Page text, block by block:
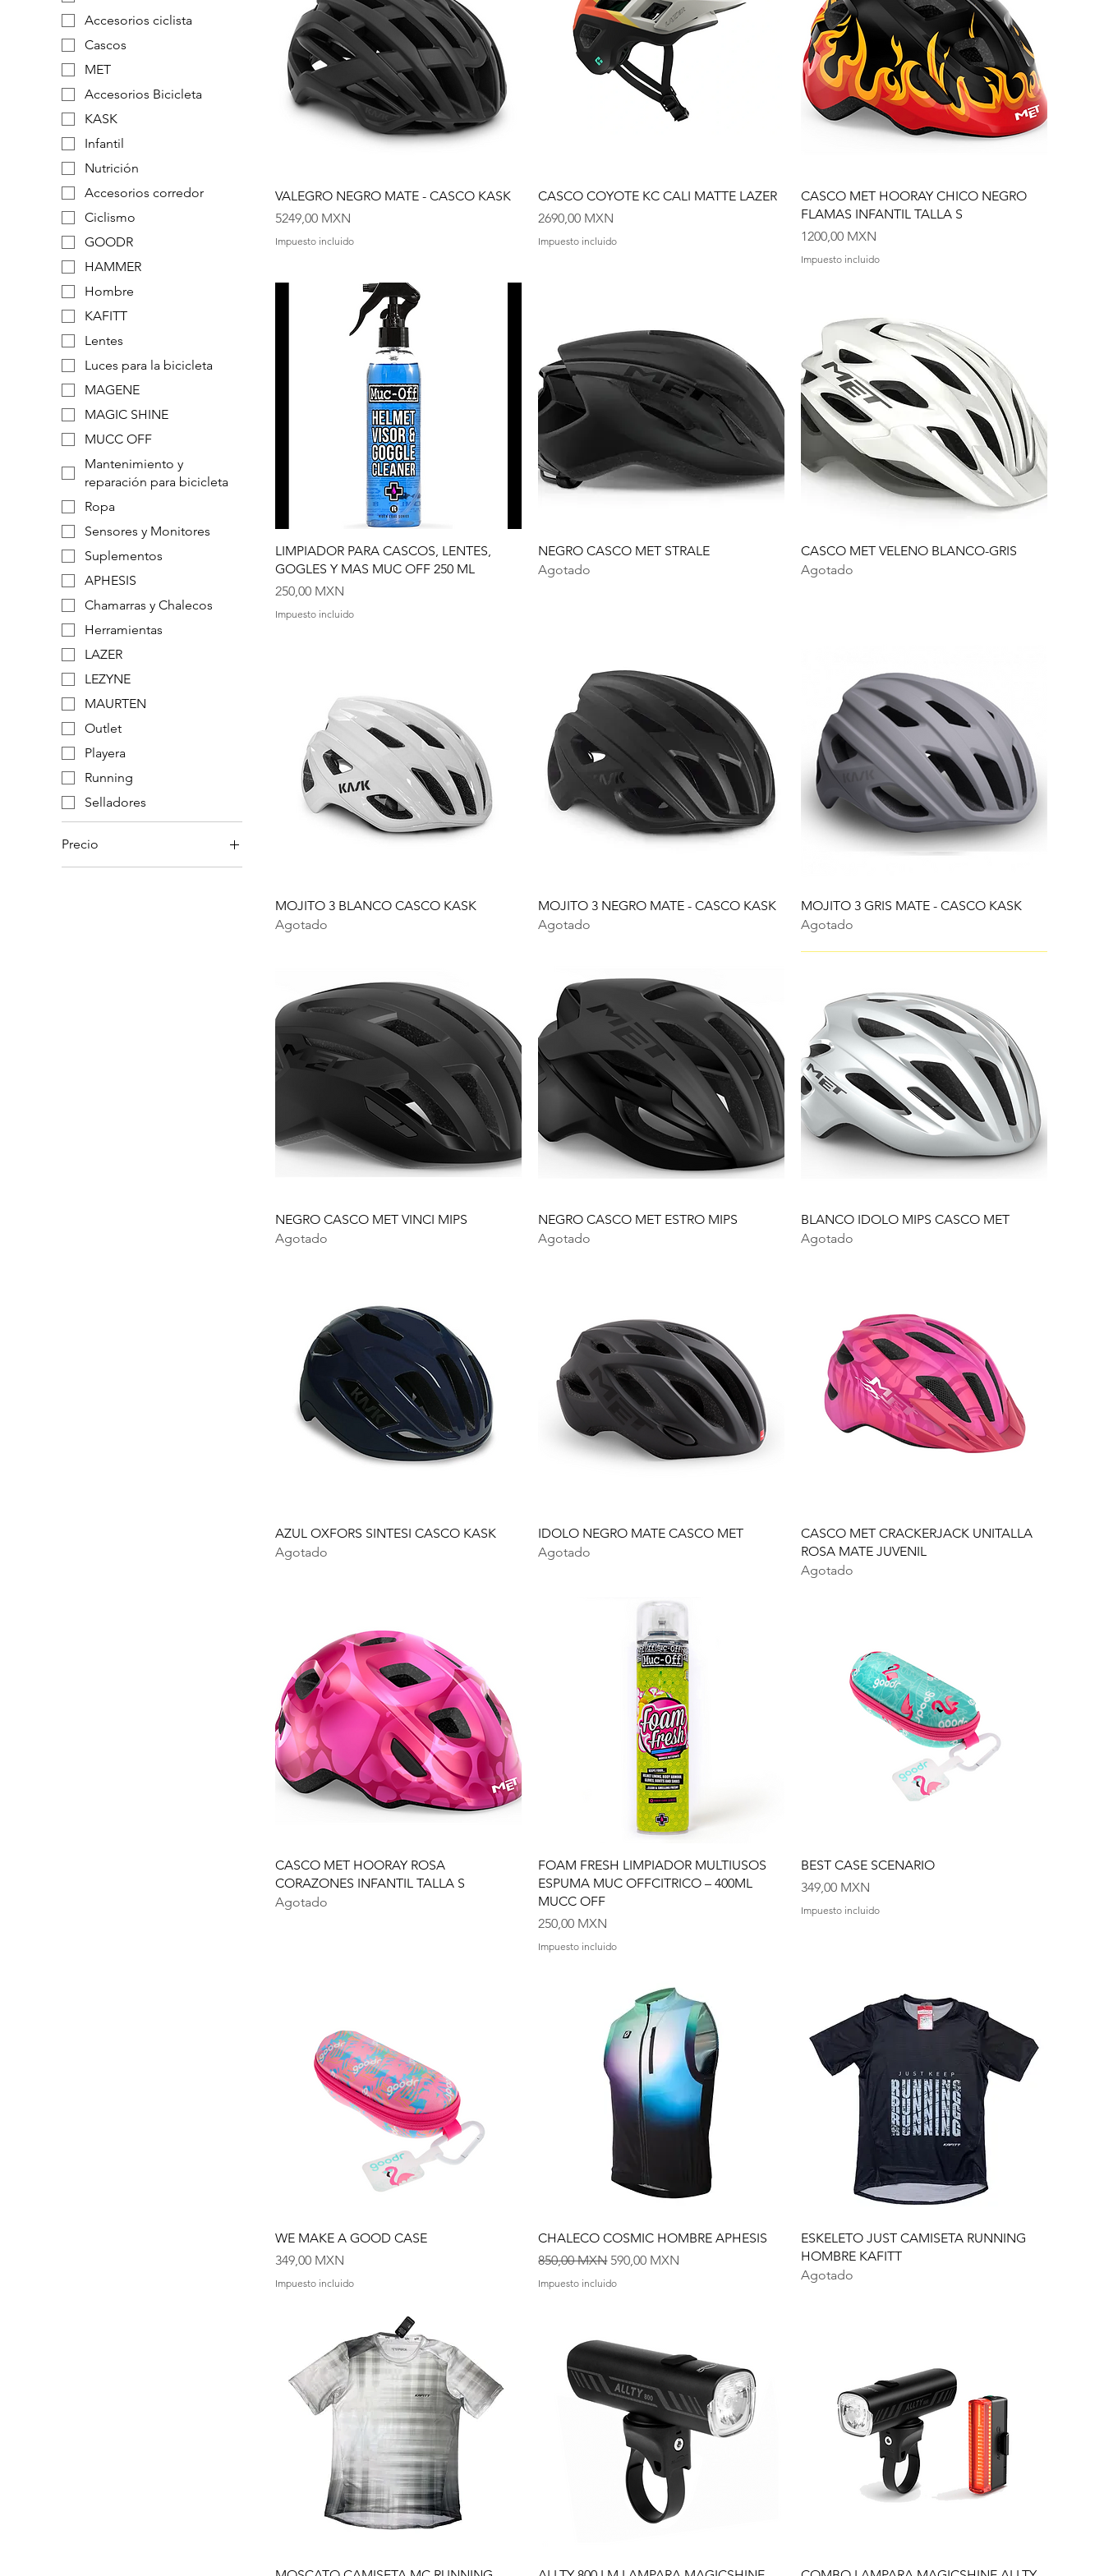
Accesorios ciclista
Cascos
MET
Accesorios Bicicleta
KASK
Infantil
Nutrición
Accesorios corredor
Ciclismo
GOODR
HAMMER
Hombre
KAFITT
Lentes
Luces para la bicicleta
MAGENE
MAGIC SHINE
MUCC OFF
Mantenimiento y
reparación para bicicleta
Ropa
Sensores y Monitores
Suplementos
APHESIS
Chamarras y Chalecos
Herramientas
LAZER
LEZYNE
MAURTEN
Outlet
Playera
Running
Selladores
Precio
VALEGRO NEGRO MATE - CASCO KASK
Precio
5249,00 MXN
Impuesto incluido
CASCO COYOTE KC CALI MATTE LAZER
Precio
2690,00 MXN
Impuesto incluido
CASCO MET HOORAY CHICO NEGRO
FLAMAS INFANTIL TALLA S
Precio
1200,00 MXN
Impuesto incluido
LIMPIADOR PARA CASCOS, LENTES,
GOGLES Y MAS MUC OFF 250 ML
Precio
250,00 MXN
Impuesto incluido
NEGRO CASCO MET STRALE
Agotado
CASCO MET VELENO BLANCO-GRIS
Agotado
MOJITO 3 BLANCO CASCO KASK
Agotado
MOJITO 3 NEGRO MATE - CASCO KASK
Agotado
MOJITO 3 GRIS MATE - CASCO KASK
Agotado
NEGRO CASCO MET VINCI MIPS
Agotado
NEGRO CASCO MET ESTRO MIPS
Agotado
BLANCO IDOLO MIPS CASCO MET
Agotado
AZUL OXFORS SINTESI CASCO KASK
Agotado
IDOLO NEGRO MATE CASCO MET
Agotado
CASCO MET CRACKERJACK UNITALLA
ROSA MATE JUVENIL
Agotado
CASCO MET HOORAY ROSA
CORAZONES INFANTIL TALLA S
Agotado
FOAM FRESH LIMPIADOR MULTIUSOS
ESPUMA MUC OFFCITRICO – 400ML
MUCC OFF
Precio
250,00 MXN
Impuesto incluido
BEST CASE SCENARIO
Precio
349,00 MXN
Impuesto incluido
WE MAKE A GOOD CASE
Precio
349,00 MXN
Impuesto incluido
CHALECO COSMIC HOMBRE APHESIS
Precio
850,00 MXN Precio de oferta
590,00 MXN
Impuesto incluido
ESKELETO JUST CAMISETA RUNNING
HOMBRE KAFITT
Agotado